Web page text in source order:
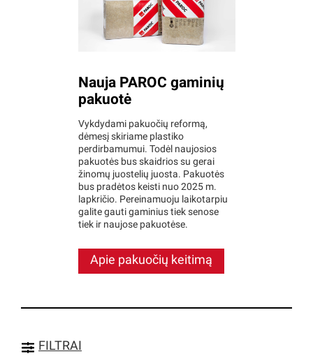
Nauja PAROC gaminių
pakuotė
Vykdydami pakuočių reformą,
dėmesį skiriame plastiko
perdirbamumui. Todėl naujosios
pakuotės bus skaidrios su gerai
žinomų juostelių juosta. Pakuotės
bus pradėtos keisti nuo 2025 m.
lapkričio. Pereinamuoju laikotarpiu
galite gauti gaminius tiek senose
tiek ir naujose pakuotėse.
Apie pakuočių keitimą
FILTRAI